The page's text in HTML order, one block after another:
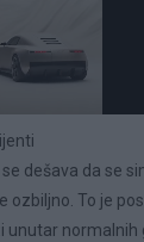
dešava da se
ozbiljno. To je
unutar normalnih